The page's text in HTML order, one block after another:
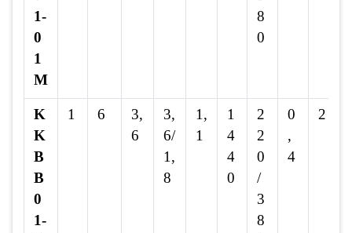
1-
0
1
M
8
0
K
K
B
B
0
1-
1 6
3,
6
3,
6/
1,
8
1,
1
1
4
4
0
2
2
0
/
3
8
0
,
4
2